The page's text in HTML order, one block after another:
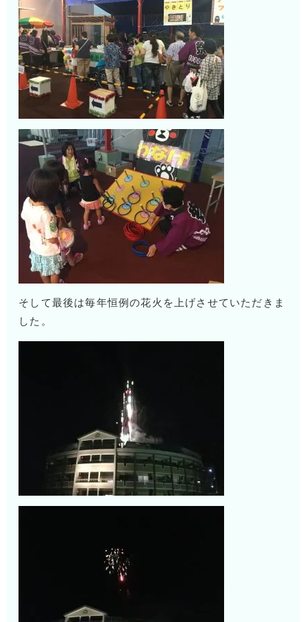
そして最後は毎年恒例の花火を上げさせていただきま
した。